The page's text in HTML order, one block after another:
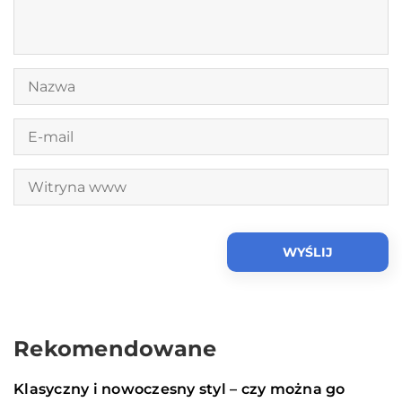
Rekomendowane
07 marca 2020
Ogrodnictwo i dom
Klasyczny i nowoczesny styl – czy można go